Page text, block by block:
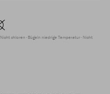
Nicht chloren Bügeln niedrige Temperatur Nicht